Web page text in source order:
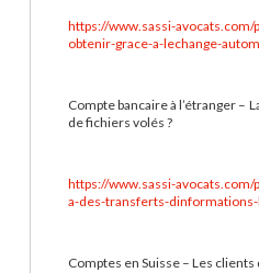
https://www.sassi-
obtenir-grace-a-lechange-
Compte bancaire à l’étranger –
de fichiers volés ?
https://www.sassi-
a-des-transferts-
Comptes en Suisse – Les